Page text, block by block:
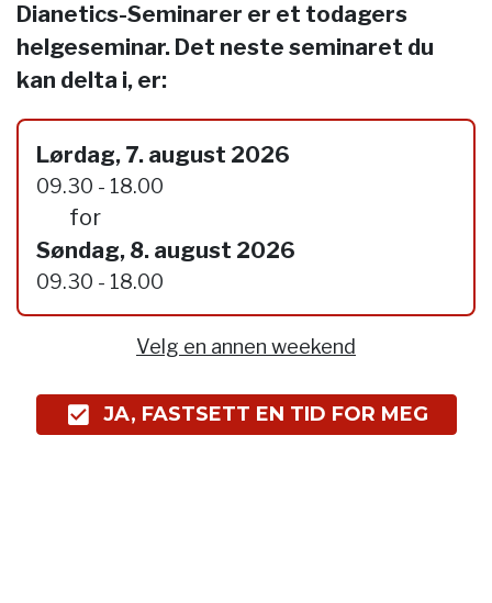
Dianetics-Seminarer er et todagers
helgeseminar. Det neste seminaret du
kan delta i, er:
Lørdag, 7. august 2026
09.30 - 18.00
for
Søndag, 8. august 2026
09.30 - 18.00
Velg en annen weekend
JA, FASTSETT EN TID FOR MEG